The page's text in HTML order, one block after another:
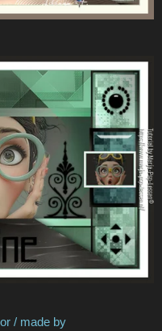
by Liliana F
by